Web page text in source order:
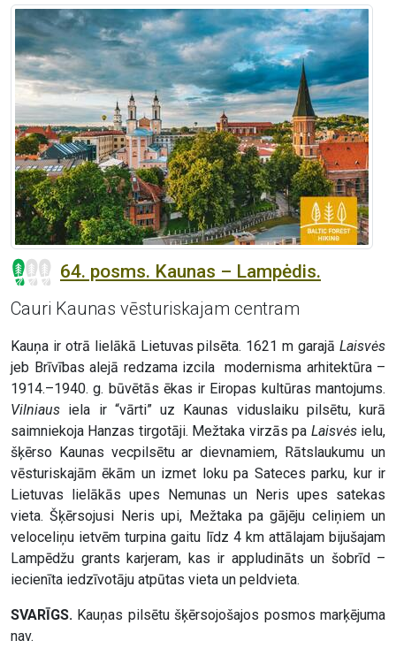
64. posms. Kaunas – Lampėdis.
Cauri Kaunas vēsturiskajam centram
Kauņa ir otrā lielākā Lietuvas pilsēta. 1621 m garajā Laisvės
jeb Brīvības alejā redzama izcila modernisma arhitektūra –
1914.–1940. g. būvētās ēkas ir Eiropas kultūras mantojums.
Vilniaus iela ir “vārti” uz Kaunas viduslaiku pilsētu, kurā
saimniekoja Hanzas tirgotāji. Mežtaka virzās pa Laisvėsielu,
šķērso Kaunas vecpilsētu ar dievnamiem, Rātslaukumu un
vēsturiskajām ēkām un izmet loku pa Sateces parku, kur ir
Lietuvas lielākās upes Nemunas un Neris upes satekas
vieta. Šķērsojusi Neris upi, Mežtaka pa gājēju celiņiem un
veloceliņu ietvēm turpina gaitu līdz 4 km attālajam bijušajam
Lampēdžu grants karjeram, kas ir appludināts un šobrīd –
iecienīta iedzīvotāju atpūtas vieta un peldvieta.
SVARĪGS. Kauņas pilsētu šķērsojošajos posmos marķējuma
nav.